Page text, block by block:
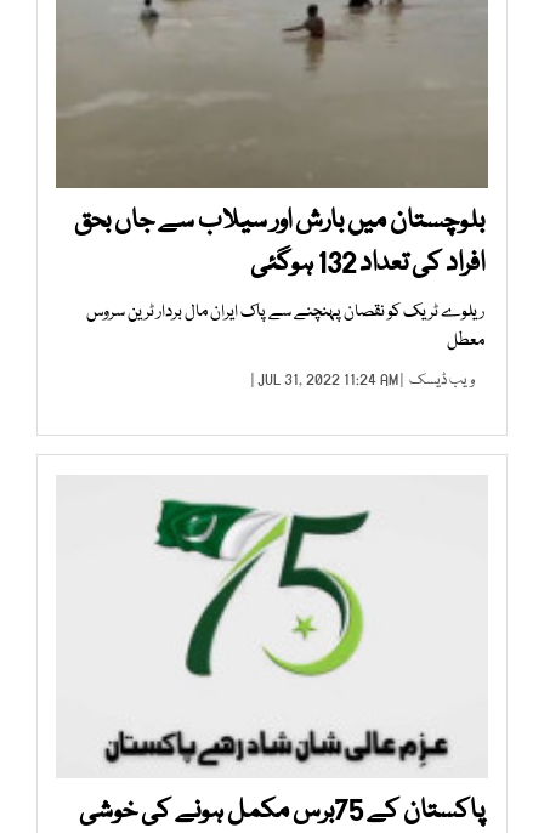
بلوچستان میں بارش اور سیلاب سے جاں بحق
افراد کی تعداد 132 ہوگئی
ریلوے ٹریک کو نقصان پہنچنے سے پاک ایران مال بردار ٹرین سروس
معطل
ویب ڈیسک | JUL 31, 2022 11:24 AM |
پاکستان کے 75برس مکمل ہونے کی خوشی